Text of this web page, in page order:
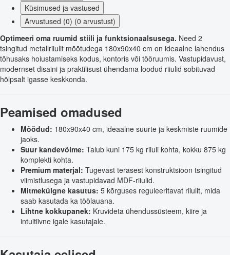
Küsimused ja vastused
Arvustused (0) (0 arvustust)
Optimeeri oma ruumid stiili ja funktsionaalsusega. Need 2
tsingitud metallriiulit mõõtudega 180x90x40 cm on ideaalne lahendus
tõhusaks hoiustamiseks kodus, kontoris või tööruumis. Vastupidavust,
modernset disaini ja praktilisust ühendama loodud riiulid sobituvad
hõlpsalt igasse keskkonda.
Peamised omadused
Mõõdud: 180x90x40 cm, ideaalne suurte ja keskmiste ruumide
jaoks.
Suur kandevõime: Talub kuni 175 kg riiuli kohta, kokku 875 kg
komplekti kohta.
Premium materjal: Tugevast terasest konstruktsioon tsingitud
viimistlusega ja vastupidavad MDF-riiulid.
Mitmekülgne kasutus: 5 kõrguses reguleeritavat riiulit, mida
saab kasutada ka töölauana.
Lihtne kokkupanek: Kruvideta ühendussüsteem, kiire ja
intuitiivne igale kasutajale.